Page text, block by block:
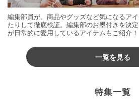
編集部員が、商品やグッズなど気になるア
たりして徹底検証。編集部のお墨付きを決
が日常的に愛用しているアイテムもご紹介！
一覧を見る
特集一覧